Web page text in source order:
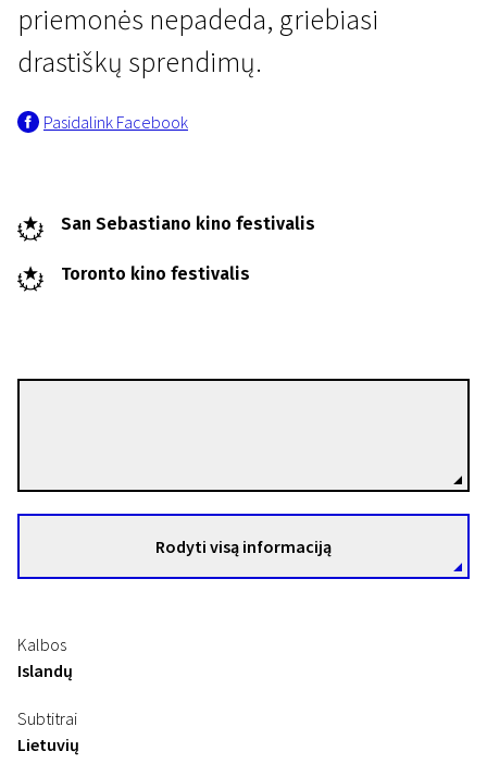
Priesaika
1 val. 50 min. | Drama, Trileris | N-13
priemonės nepadeda, griebiasi
drastiškų sprendimų.
Pasidalink Facebook
San Sebastiano kino festivalis
Toronto kino festivalis
Rodyti visą informaciją
Kalbos
Islandų
Subtitrai
Lietuvių